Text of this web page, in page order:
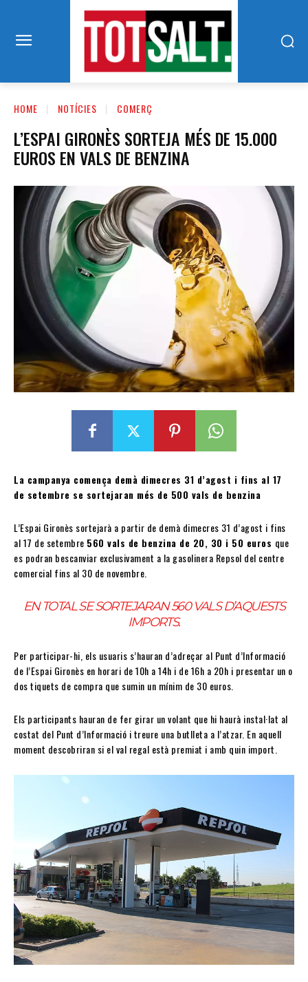
HOME NOTÍCIES COMERÇ
L’ESPAI GIRONÈS SORTEJA MÉS DE 15.000
EUROS EN VALS DE BENZINA
La campanya comença demà dimecres 31 d’agost i fins al 17
de setembre se sortejaran més de 500 vals de benzina
L’Espai Gironès sortejarà a partir de demà dimecres 31 d’agost i fins
al 17 de setembre 560 vals de benzina de 20, 30 i 50 euros que
es podran bescanviar exclusivament a la gasolinera Repsol del centre
comercial fins al 30 de novembre.
EN TOTAL SE SORTEJARAN 560 VALS D’AQUESTS
IMPORTS.
Per participar-hi, els usuaris s’hauran d’adreçar al Punt d’Informació
de l’Espai Gironès en horari de 10h a 14h i de 16h a 20h i presentar un o
dos tiquets de compra que sumin un mínim de 30 euros.
Els participants hauran de fer girar un volant que hi haurà instal·lat al
costat del Punt d’Informació i treure una butlleta a l’atzar. En aquell
moment descobriran si el val regal està premiat i amb quin import.